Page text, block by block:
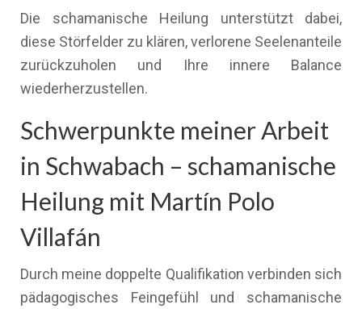
Die schamanische Heilung unterstützt dabei,
diese Störfelder zu klären, verlorene Seelenanteile
zurückzuholen und Ihre innere Balance
wiederherzustellen.
Schwerpunkte meiner Arbeit
in Schwabach – schamanische
Heilung mit Martín Polo
Villafán
Durch meine doppelte Qualifikation verbinden sich
pädagogisches Feingefühl und schamanische